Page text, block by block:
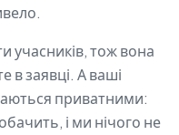
учасників, тож вона
в заявці. А ваші
приватними:
і ми нічого не